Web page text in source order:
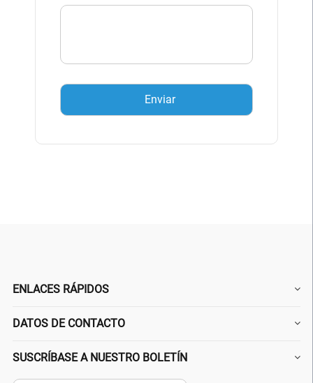
ENLACES RÁPIDOS
DATOS DE CONTACTO
SUSCRÍBASE A NUESTRO BOLETÍN